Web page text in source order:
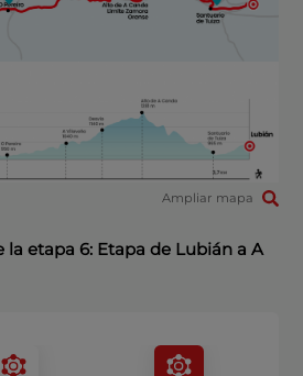
Ampliar mapa
la etapa 6: Etapa de Lubián a A